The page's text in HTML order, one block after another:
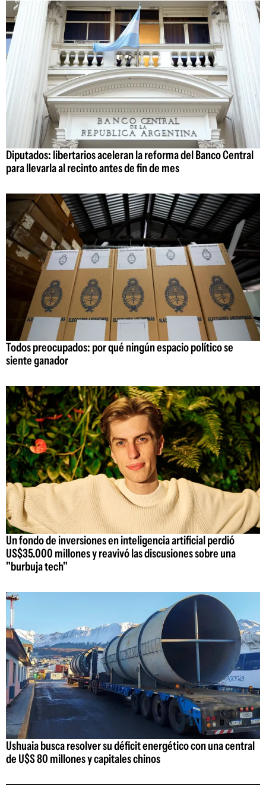
Diputados: libertarios aceleran la reforma del Banco Central
para llevarla al recinto antes de fin de mes
Todos preocupados: por qué ningún espacio político se
siente ganador
Un fondo de inversiones en inteligencia artificial perdió
US$35.000 millones y reavivó las discusiones sobre una
"burbuja tech"
Ushuaia busca resolver su déficit energético con una central
de U$S 80 millones y capitales chinos